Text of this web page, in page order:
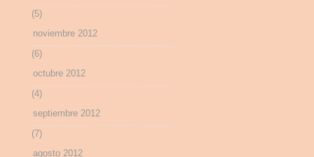
(5)
noviembre 2012
(6)
octubre 2012
(4)
septiembre 2012
(7)
agosto 2012